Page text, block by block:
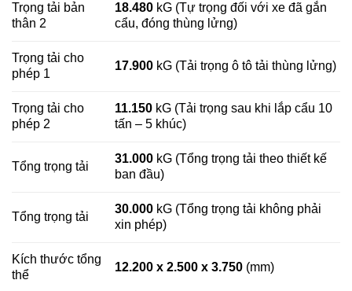
Trọng tải bản
thân 2
18.480 kG (Tự trọng đối với xe đã gắn
cẩu, đóng thùng lửng)
Trọng tải cho
phép 1
17.900 kG (Tải trọng ô tô tải thùng lửng)
Trọng tải cho
phép 2
11.150 kG (Tải trọng sau khi lắp cẩu 10
tấn – 5 khúc)
Tổng trọng tải
31.000 kG (Tổng trọng tải theo thiết kế
ban đầu)
Tổng trọng tải
30.000 kG (Tổng trọng tải không phải
xin phép)
Kích thước tổng
thể
12.200 x 2.500 x 3.750 (mm)